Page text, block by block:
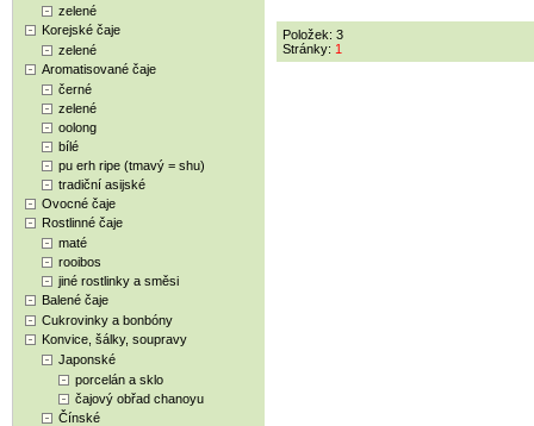
zelené
Korejské čaje
zelené
Aromatisované čaje
černé
zelené
oolong
bílé
pu erh ripe (tmavý = shu)
tradiční asijské
Ovocné čaje
Rostlinné čaje
maté
rooibos
jiné rostlinky a směsi
Balené čaje
Cukrovinky a bonbóny
Konvice, šálky, soupravy
Japonské
porcelán a sklo
čajový obřad chanoyu
Čínské
Položek: 3
Stránky: 1